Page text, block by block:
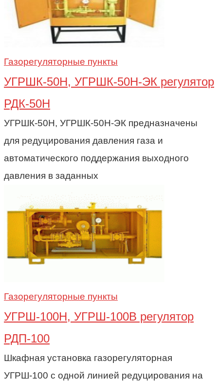
Газорегуляторные пункты
УГРШК-50Н, УГРШК-50Н-ЭК регулятор
РДК-50Н
УГРШК-50Н, УГРШК-50Н-ЭК предназначены
для редуцирования давления газа и
автоматического поддержания выходного
давления в заданных
Газорегуляторные пункты
УГРШ-100Н, УГРШ-100В регулятор
РДП-100
Шкафная установка газорегуляторная
УГРШ-100 с одной линией редуцирования на